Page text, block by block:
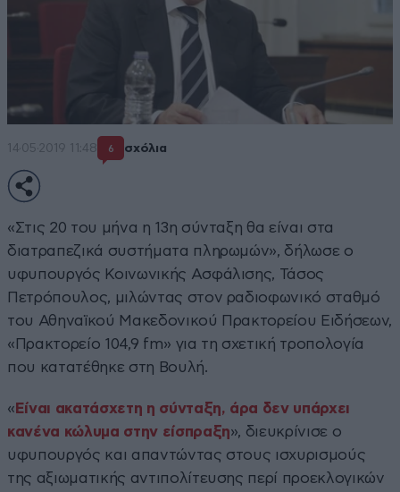
14·05·2019 11:48 6 σχόλια
«Στις 20 του μήνα η 13η σύνταξη θα είναι στα
διατραπεζικά συστήματα πληρωμών», δήλωσε ο
υφυπουργός Κοινωνικής Ασφάλισης, Τάσος
Πετρόπουλος, μιλώντας στον ραδιοφωνικό σταθμό
του Αθηναϊκού Μακεδονικού Πρακτορείου Ειδήσεων,
«Πρακτορείο 104,9 fm» για τη σχετική τροπολογία
που κατατέθηκε στη Βουλή.
« Είναι ακατάσχετη η σύνταξη, άρα δεν υπάρχει
κανένα κώλυμα στην είσπραξη», διευκρίνισε ο
υφυπουργός και απαντώντας στους ισχυρισμούς
της αξιωματικής αντιπολίτευσης περί προεκλογικών